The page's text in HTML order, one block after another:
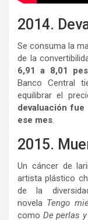
2014.
Se consuma la
de la
6,91 a 8,01
Banco Central
equilibrar el
devaluación
ese mes.
2015.
Un cáncer de
artista plástico
de la
novela Tengo
como De perlas